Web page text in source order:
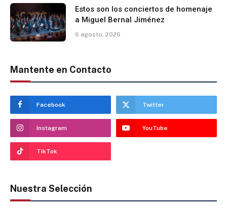
Estos son los conciertos de homenaje
a Miguel Bernal Jiménez
6 agosto, 2026
Mantente en Contacto
Facebook Twitter
Instagram YouTube
TikTok
Nuestra Selección